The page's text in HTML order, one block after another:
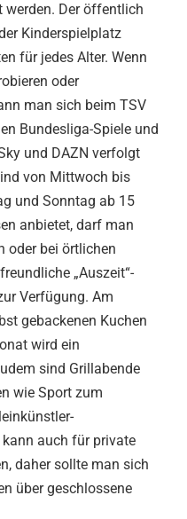
werden. Der öffentlich
Kinderspielplatz
für jedes Alter. Wenn
oder
man sich beim TSV
Bundesliga-Spiele und
und DAZN verfolgt
von Mittwoch bis
und Sonntag ab 15
anbietet, darf man
oder bei örtlichen
„Auszeit“-
Verfügung. Am
gebackenen Kuchen
wird ein
sind Grillabende
wie Sport zum
kann auch für private
daher sollte man sich
über geschlossene